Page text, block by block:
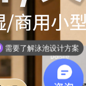
想了解游泳池设备？